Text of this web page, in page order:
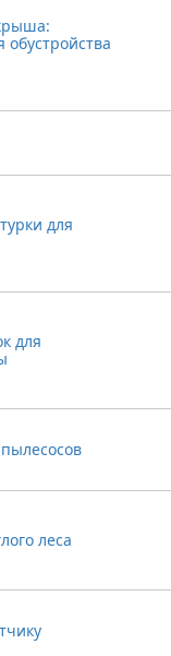
обустройства
для
для
леса